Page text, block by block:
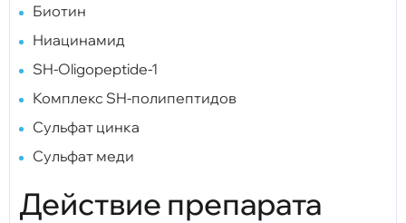
Биотин
Ниацинамид
SH-Oligopeptide-1
Комплекс SH-полипептидов
Сульфат цинка
Сульфат меди
Действие препарата